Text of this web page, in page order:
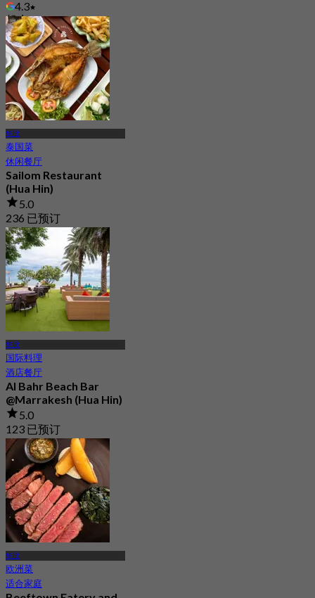
4.3
起฿ 1,495
华欣
泰国菜
休闲餐厅
Sailom Restaurant
(Hua Hin)
5.0
236 已预订
起฿ 512.5
华欣
国际料理
酒店餐厅
Al Bahr Beach Bar
@Marrakesh (Hua Hin)
5.0
123 已预订
起 ฿ 472.5
华欣
欧洲菜
适合家庭